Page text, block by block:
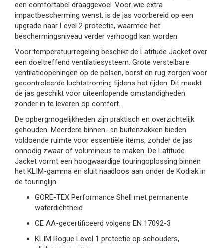
een comfortabel draaggevoel. Voor wie extra
impactbescherming wenst, is de jas voorbereid op een
upgrade naar Level 2 protectie, waarmee het
beschermingsniveau verder verhoogd kan worden.
Voor temperatuurregeling beschikt de Latitude Jacket over
een doeltreffend ventilatiesysteem. Grote verstelbare
ventilatieopeningen op de polsen, borst en rug zorgen voor
gecontroleerde luchtstroming tijdens het rijden. Dit maakt
de jas geschikt voor uiteenlopende omstandigheden
zonder in te leveren op comfort.
De opbergmogelijkheden zijn praktisch en overzichtelijk
gehouden. Meerdere binnen- en buitenzakken bieden
voldoende ruimte voor essentiële items, zonder de jas
onnodig zwaar of volumineus te maken. De Latitude
Jacket vormt een hoogwaardige touringoplossing binnen
het KLIM-gamma en sluit naadloos aan onder de Kodiak in
de touringlijn.
GORE-TEX Performance Shell met permanente
waterdichtheid
CE AA-gecertificeerd volgens EN 17092-3
KLIM Rogue Level 1 protectie op schouders,